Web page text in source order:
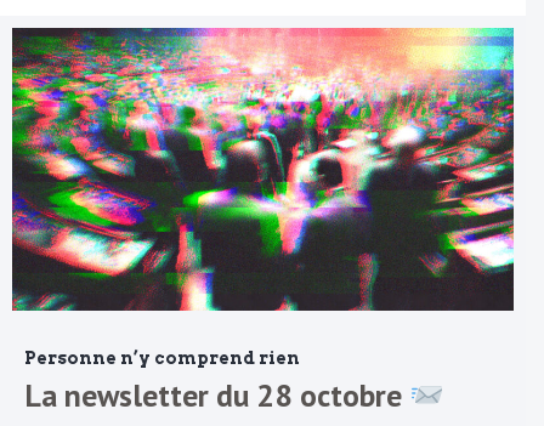
Personne n’y comprend rien
La newsletter du 28 octobre